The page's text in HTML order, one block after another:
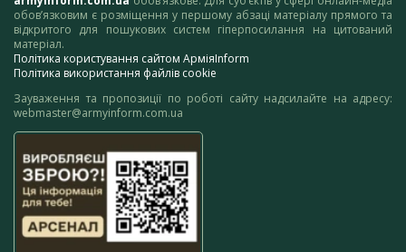
обов’язковим є розміщення у першому абзаці матеріалу прямого та
відкритого для пошукових систем гіперпосилання на цитований
матеріал.
Політика користування сайтом АрміяInform
Політика використання файлів cookie
Зауваження та пропозиції по роботі сайту надсилайте на адресу:
webmaster@armyinform.com.ua